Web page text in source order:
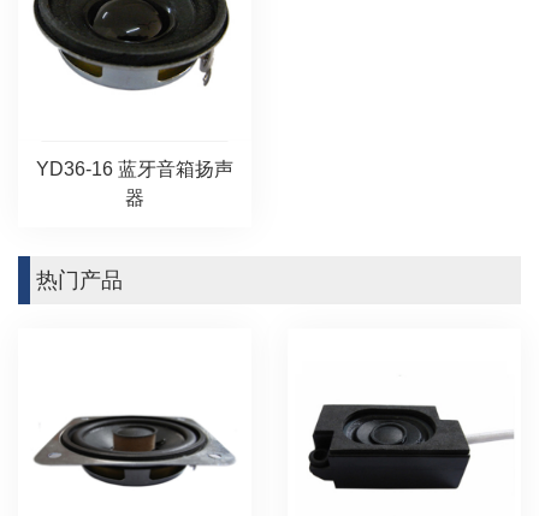
YD36-16 蓝牙音箱扬声
器
热门产品